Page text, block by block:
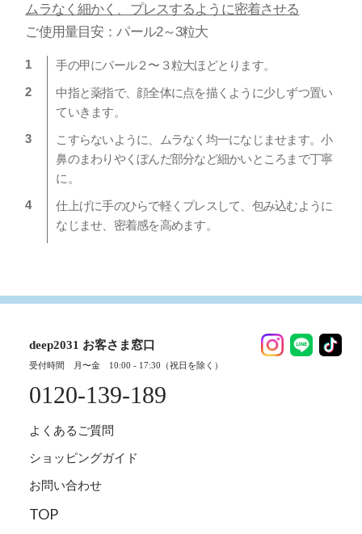
ムラなく細かく、プレスするように密着させる
ご使用量目安：パール2～3粒大
手の甲にパール２〜３粒大ほどとります。
中指と薬指で、顔全体に点を描くように少しずつ置い
ていきます。
こすらないように、ムラなく均一になじませます。小
鼻のまわりやくぼんだ部分など細かいところまで丁寧
に。
仕上げに手のひらで軽くプレスして、包み込むように
なじませ、密着感を高めます。
deep2031 お客さま窓口
受付時間 月〜金 10:00 - 17:30（祝日を除く）
0120-139-189
よくあるご質問
ショッピングガイド
お問い合わせ
TOP